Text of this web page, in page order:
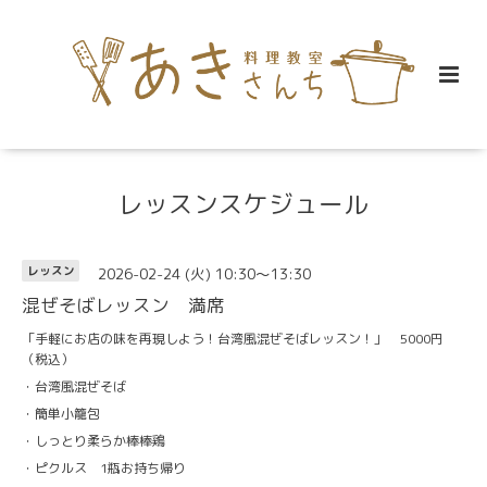
レッスンスケジュール
レッスン 2026-02-24 (火) 10:30～13:30
混ぜそばレッスン 満席
「手軽にお店の味を再現しよう！台湾風混ぜそばレッスン！」 5000円
（税込）
・台湾風混ぜそば
・簡単小籠包
・しっとり柔らか棒棒鶏
・ピクルス 1瓶お持ち帰り